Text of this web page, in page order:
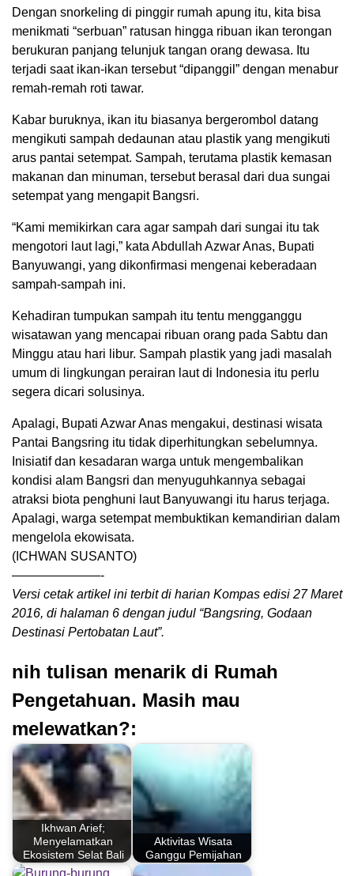
Dengan snorkeling di pinggir rumah apung itu, kita bisa
menikmati “serbuan” ratusan hingga ribuan ikan terongan
berukuran panjang telunjuk tangan orang dewasa. Itu
terjadi saat ikan-ikan tersebut “dipanggil” dengan menabur
remah-remah roti tawar.
Kabar buruknya, ikan itu biasanya bergerombol datang
mengikuti sampah dedaunan atau plastik yang mengikuti
arus pantai setempat. Sampah, terutama plastik kemasan
makanan dan minuman, tersebut berasal dari dua sungai
setempat yang mengapit Bangsri.
“Kami memikirkan cara agar sampah dari sungai itu tak
mengotori laut lagi,” kata Abdullah Azwar Anas, Bupati
Banyuwangi, yang dikonfirmasi mengenai keberadaan
sampah-sampah ini.
Kehadiran tumpukan sampah itu tentu mengganggu
wisatawan yang mencapai ribuan orang pada Sabtu dan
Minggu atau hari libur. Sampah plastik yang jadi masalah
umum di lingkungan perairan laut di Indonesia itu perlu
segera dicari solusinya.
Apalagi, Bupati Azwar Anas mengakui, destinasi wisata
Pantai Bangsring itu tidak diperhitungkan sebelumnya.
Inisiatif dan kesadaran warga untuk mengembalikan
kondisi alam Bangsri dan menyuguhkannya sebagai
atraksi biota penghuni laut Banyuwangi itu harus terjaga.
Apalagi, warga setempat membuktikan kemandirian dalam
mengelola ekowisata.
(ICHWAN SUSANTO)
———————-
Versi cetak artikel ini terbit di harian Kompas edisi 27 Maret
2016, di halaman 6 dengan judul “Bangsring, Godaan
Destinasi Pertobatan Laut”.
nih tulisan menarik di Rumah
Pengetahuan. Masih mau
melewatkan?:
Ikhwan Arief;
Menyelamatkan
Ekosistem Selat Bali
Aktivitas Wisata
Ganggu Pemijahan